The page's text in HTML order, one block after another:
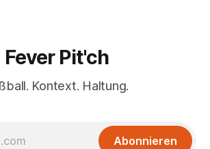
Fever Pit'ch
Kontext. Haltung.
Abonnieren